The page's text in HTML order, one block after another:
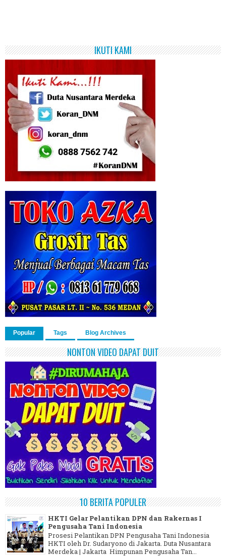
IKUTI KAMI
Popular Tags Blog Archives
NONTON VIDEO DAPAT DUIT
10 BERITA POPULER
HKTI Gelar Pelantikan DPN dan Rakernas I
Pengusaha Tani Indonesia
Prosesi Pelantikan DPN Pengusaha Tani Indonesia
HKTI oleh Dr. Sudaryono di Jakarta. Duta Nusantara
Merdeka | Jakarta Himpunan Pengusaha Tan...